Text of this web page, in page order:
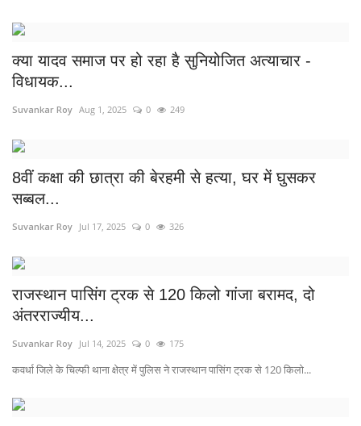
क्या यादव समाज पर हो रहा है सुनियोजित अत्याचार -
विधायक...
Suvankar Roy Aug 1, 2025 0 249
8वीं कक्षा की छात्रा की बेरहमी से हत्या, घर में घुसकर
सब्बल...
Suvankar Roy Jul 17, 2025 0 326
राजस्थान पासिंग ट्रक से 120 किलो गांजा बरामद, दो
अंतरराज्यीय...
Suvankar Roy Jul 14, 2025 0 175
कवर्धा जिले के चिल्फी थाना क्षेत्र में पुलिस ने राजस्थान पासिंग ट्रक से 120 किलो...